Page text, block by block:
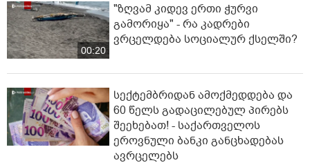
00:20
"ზღვამ კიდევ ერთი ჭურვი
გამორიყა" - რა კადრები
ვრცელდება სოციალურ ქსელში?
სექტემბრიდან ამოქმედდება და
60 წელს გადაცილებულ პირებს
შეეხებათ! - საქართველოს
ეროვნული ბანკი განცხადებას
ავრცელებს